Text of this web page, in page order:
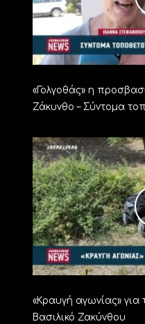
«Γολγοθάς» η
Ζάκυνθο – Σύντομα
«Kραυγή αγωνίας»
Βασιλικό Ζακύνθου